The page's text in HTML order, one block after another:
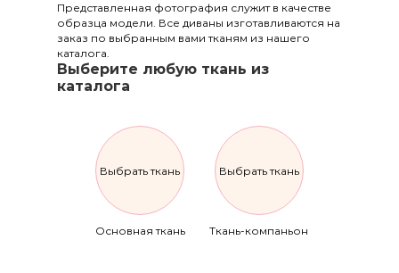
Представленная фотография служит в качестве
образца модели. Все диваны изготавливаются на
заказ по выбранным вами тканям из нашего
каталога.
Выберите любую ткань из
каталога
Выбрать ткань
Основная ткань
Выбрать ткань
Ткань-компаньон